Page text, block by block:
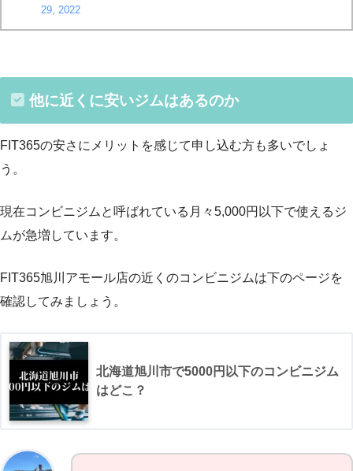
29, 2022
他に近くに安いジムはあるのか
FIT365の安さにメリットを感じて申し込む方も多いでしょ
う。
現在コンビニジムと呼ばれている月々5,000円以下で使えるジ
ムが急増しています。
FIT365旭川アモール店の近くのコンビニジムは下のページを
確認してみましょう。
北海道旭川市で5000円以下のコンビニジム
はどこ？